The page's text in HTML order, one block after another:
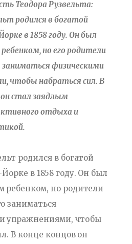
Теодора Рузвельта:
родился в богатой
в 1858 году. Он был
но его родители
заниматься физическими
чтобы набраться сил. В
стал заядлым
отдыха и
родился в богатой
в 1858 году. Он был
ребенком, но родители
заниматься
упражнениями, чтобы
В конце концов он